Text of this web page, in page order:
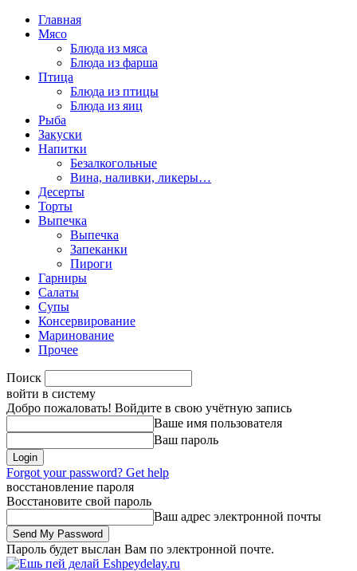
Главная
Мясо
Блюда из мяса
Блюда из фарша
Птица
Блюда из птицы
Блюда из яиц
Рыба
Закуски
Напитки
Безалкогольные
Вина, наливки, ликеры…
Десерты
Торты
Выпечка
Выпечка
Запеканки
Пироги
Гарниры
Салаты
Супы
Консервирование
Маринование
Прочее
Поиск
войти в систему
Добро пожаловать! Войдите в свою учётную запись
Ваше имя пользователя
Ваш пароль
Forgot your password? Get help
восстановление пароля
Восстановите свой пароль
Ваш адрес электронной почты
Пароль будет выслан Вам по электронной почте.
Eshpeydelay.ru